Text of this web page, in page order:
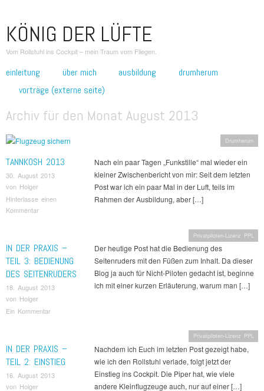
KÖNIG DER LÜFTE
Vom Rollstuhl ins Cockpit – mein Traum vom Fliegen.
Hauptmenü
zum inhalt springen
einleitung über mich ausbildung
drumherum
vorträge (externe seite)
Archiv für den Monat August 2013
TANNKOSH 2013
30. August 2013
von Holger
Hinterlasse einen
Kommentar
Nach ein paar Tagen „Funkstille“ mal wieder ein
kleiner Zwischenbericht von mir: Seit dem letzten
Post war ich ein paar Mal in der Luft, teils im
Rahmen der Ausbildung, aber […]
Drumherum
IN DER PRAXIS –
TEIL 3: BEDIENUNG
DES SEITENRUDERS
18. August 2013
von Holger
Ein Kommentar
Der heutige Post hat die Bedienung des
Seitenruders mit den Füßen zum Inhalt. Da dieser
Blog ja auch für Nicht-Piloten gedacht ist, beginne
ich mit einer kurzen Erläuterung, warum man […]
Privatpiloten-Lizenz PPL
IN DER PRAXIS –
TEIL 2: EINSTIEG
16. August 2013
von Holger
Nachdem ich Euch im letzten Post gezeigt habe,
wie ich den Rollstuhl verlade, folgt jetzt der
Einstieg ins Cockpit. Die Piper hat, wie viele
andere Kleinflugzeuge auch, nur auf einer […]
Privatpiloten-Lizenz PPL